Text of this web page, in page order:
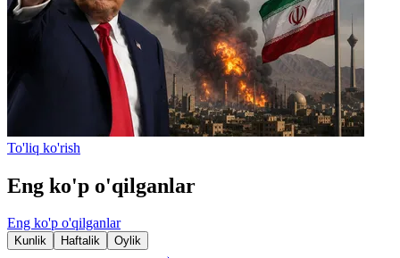
To'liq ko'rish
Eng ko'p o'qilganlar
Eng ko'p o'qilganlar
Kunlik Haftalik Oylik